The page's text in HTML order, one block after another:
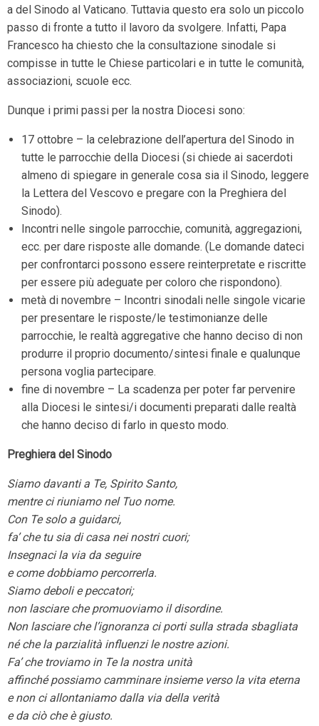
a del Sinodo al Vaticano. Tuttavia questo era solo un piccolo
passo di fronte a tutto il lavoro da svolgere. Infatti, Papa
Francesco ha chiesto che la consultazione sinodale si
compisse in tutte le Chiese particolari e in tutte le comunità,
associazioni, scuole ecc.
Dunque i primi passi per la nostra Diocesi sono:
17 ottobre – la celebrazione dell’apertura del Sinodo in
tutte le parrocchie della Diocesi (si chiede ai sacerdoti
almeno di spiegare in generale cosa sia il Sinodo, leggere
la Lettera del Vescovo e pregare con la Preghiera del
Sinodo).
Incontri nelle singole parrocchie, comunità, aggregazioni,
ecc. per dare risposte alle domande. (Le domande dateci
per confrontarci possono essere reinterpretate e riscritte
per essere più adeguate per coloro che rispondono).
metà di novembre – Incontri sinodali nelle singole vicarie
per presentare le risposte/le testimonianze delle
parrocchie, le realtà aggregative che hanno deciso di non
produrre il proprio documento/sintesi finale e qualunque
persona voglia partecipare.
fine di novembre – La scadenza per poter far pervenire
alla Diocesi le sintesi/i documenti preparati dalle realtà
che hanno deciso di farlo in questo modo.
Preghiera del Sinodo
Siamo davanti a Te, Spirito Santo,
mentre ci riuniamo nel Tuo nome.
Con Te solo a guidarci,
fa’ che tu sia di casa nei nostri cuori;
Insegnaci la via da seguire
e come dobbiamo percorrerla.
Siamo deboli e peccatori;
non lasciare che promuoviamo il disordine.
Non lasciare che l’ignoranza ci porti sulla strada sbagliata
né che la parzialità influenzi le nostre azioni.
Fa’ che troviamo in Te la nostra unità
affinché possiamo camminare insieme verso la vita eterna
e non ci allontaniamo dalla via della verità
e da ciò che è giusto.